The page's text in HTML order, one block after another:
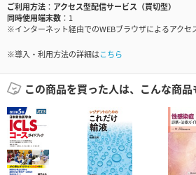
ご利用方法
アクセス型配信サービス（買切型）
同時使用端末数
1
※インターネット経由でのWEBブラウザによるアクセ
※導入・利用方法の詳細はこちら
この商品を買った人は、こんな商品